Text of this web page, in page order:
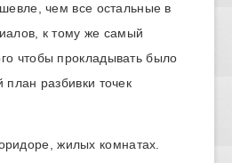
чем все остальные в
к тому же самый
чтобы прокладывать было
разбивки точек
жилых комнатах.